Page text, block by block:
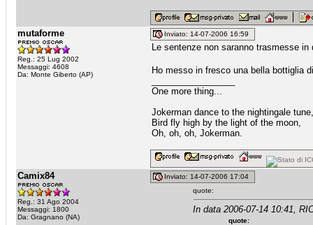
mutaforme
Reg.: 25 Lug 2002
Messaggi: 4608
Da: Monte Giberto (AP)
Inviato: 14-07-2006 16:59
Le sentenze non saranno trasmesse
Ho messo in fresco una bella bottiglia
One more thing...
Jokerman dance to the nightingale tune,
Bird fly high by the light of the moon,
Oh, oh, oh, Jokerman.
Camix84
Reg.: 31 Ago 2004
Messaggi: 1800
Da: Gragnano (NA)
Inviato: 14-07-2006 17:04
quote:
In data 2006-07-14 10:41,
quote: